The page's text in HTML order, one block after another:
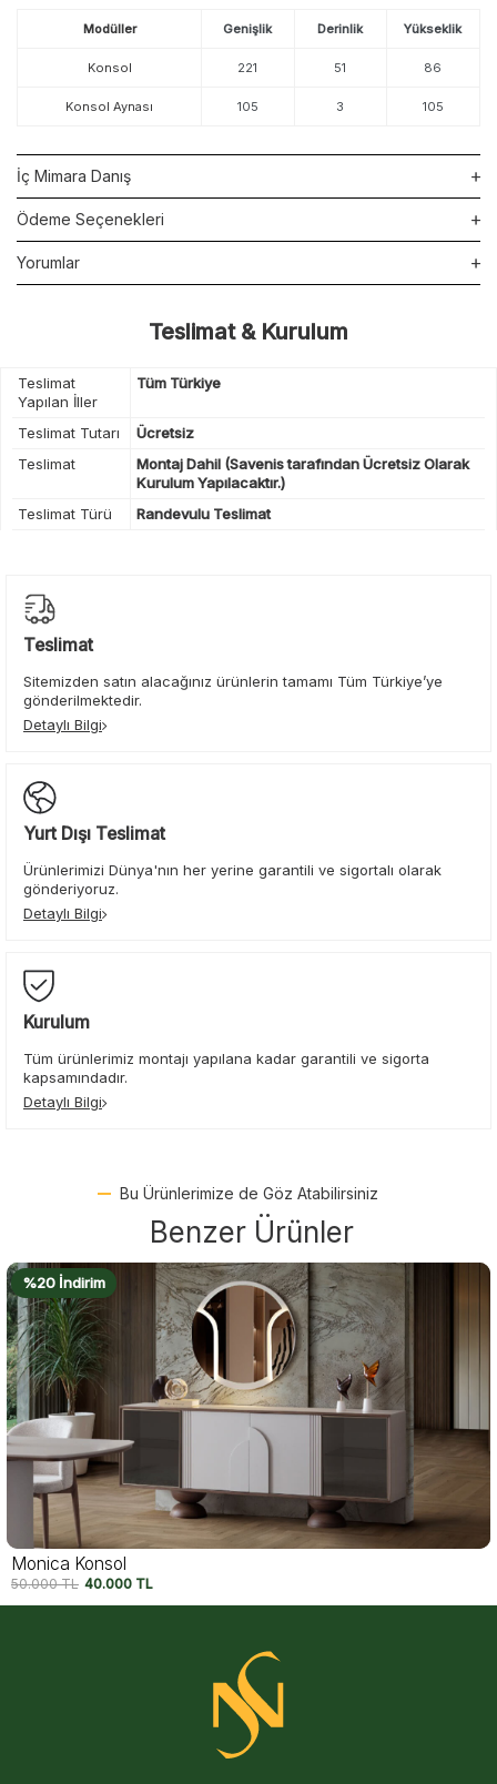
Modüller Genişlik Derinlik Yükseklik
Konsol 221 51 86
Konsol Aynası 105 3 105
İç Mimara Danış
Ödeme Seçenekleri
Yorumlar
Teslimat & Kurulum
Teslimat
Yapılan İller
Tüm Türkiye
Teslimat Tutarı
Ücretsiz
Teslimat
Montaj Dahil (Savenis tarafından Ücretsiz Olarak
Kurulum Yapılacaktır.)
Teslimat Türü
Randevulu Teslimat
Teslimat
Sitemizden satın alacağınız ürünlerin tamamı Tüm Türkiye’ye
gönderilmektedir.
Detaylı Bilgi
Yurt Dışı Teslimat
Ürünlerimizi Dünya'nın her yerine garantili ve sigortalı olarak
gönderiyoruz.
Detaylı Bilgi
Kurulum
Tüm ürünlerimiz montajı yapılana kadar garantili ve sigorta
kapsamındadır.
Detaylı Bilgi
Bu Ürünlerimize de Göz Atabilirsiniz
Benzer Ürünler
%22 İndirim
Felix Konsol
54.750TL 42.500 TL